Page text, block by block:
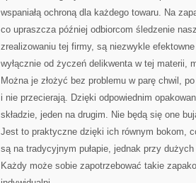
wspaniałą ochroną dla każdego towaru. Na
co upraszcza później odbiorcom śledzenie
zrealizowaniu tej firmy, są niezwykle
wyłącznie od życzeń delikwenta w tej materii,
Można je złożyć bez problemu w parę chwil,
i nie przecierają. Dzięki odpowiednim
składzie, jeden na drugim. Nie będą się one
Jest to praktyczne dzięki ich równym bokom,
są na tradycyjnym pułapie, jednak przy
Każdy może sobie zapotrzebować takie